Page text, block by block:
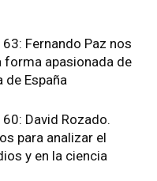
Fernando Paz nos
forma apasionada de
de España
David Rozado.
para analizar el
y en la ciencia